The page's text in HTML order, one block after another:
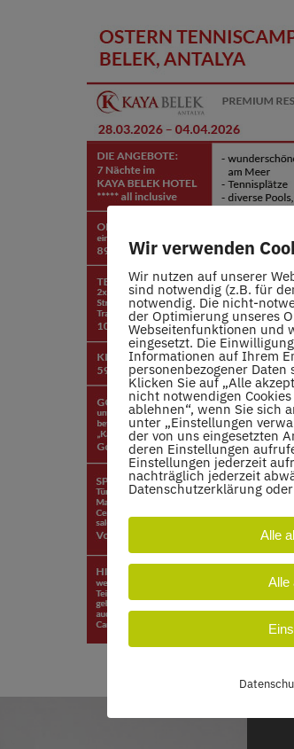
Wir verwenden
Wir nutzen auf unserer
sind notwendig (z.B. für
notwendig. Die nicht-
der Optimierung unseres
Webseitenfunktionen und
eingesetzt. Die
Informationen auf Ihrem
personenbezogener
Klicken Sie auf „Alle
nicht notwendigen
ablehnen“, wenn Sie sich
unter „Einstellungen
der von uns eingesetzten
deren Einstellungen
Einstellungen jederzeit
nachträglich jederzeit
Datenschutzerklärung
Alle
Alle